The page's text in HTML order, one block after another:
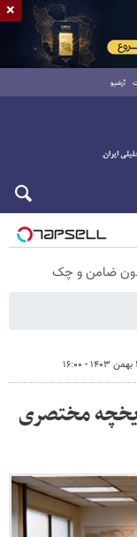
آرشیو
مختصری
×